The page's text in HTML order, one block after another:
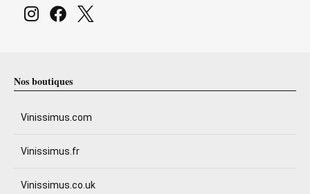
Nos boutiques
Vinissimus.com
Vinissimus.fr
Vinissimus.co.uk